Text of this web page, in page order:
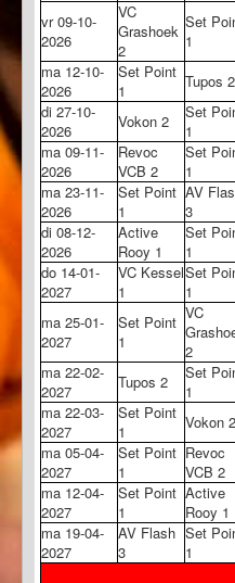
vr 09-10-
2026
VC
Grashoek
2
Set
1
ma 12-10-
2026
Set Point
1
Tupos 2
di 27-10-
2026
Vokon 2
Set
1
ma 09-11-
2026
Revoc
VCB 2
Set
1
ma 23-11-
2026
Set Point
1
AV
3
di 08-12-
2026
Active
Rooy 1
Set
1
do 14-01-
2027
VC Kessel
1
Set
1
ma 25-01-
2027
Set Point
1
VC
2
ma 22-02-
2027
Tupos 2
Set
1
ma 22-03-
2027
Set Point
1
Vokon 2
ma 05-04-
2027
Set Point
1
Revoc
VCB 2
ma 12-04-
2027
Set Point
1
Active
Rooy 1
ma 19-04-
2027
AV Flash
3
Set
1